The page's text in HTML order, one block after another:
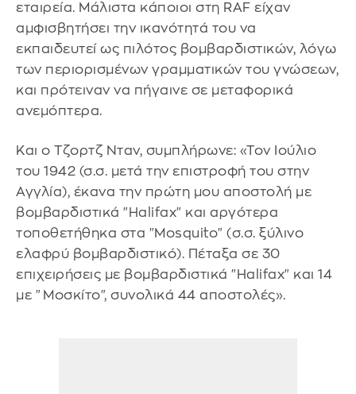
εταιρεία. Μάλιστα κάποιοι στη RAF είχαν
αμφισβητήσει την ικανότητά του να
εκπαιδευτεί ως πιλότος βομβαρδιστικών, λόγω
των περιορισμένων γραμματικών του γνώσεων,
και πρότειναν να πήγαινε σε μεταφορικά
ανεμόπτερα.
Και ο Τζορτζ Νταν, συμπλήρωνε: «Τον Ιούλιο
του 1942 (σ.σ. μετά την επιστροφή του στην
Αγγλία), έκανα την πρώτη μου αποστολή με
βομβαρδιστικά "Halifax" και αργότερα
τοποθετήθηκα στα "Mosquito" (σ.σ. ξύλινο
ελαφρύ βομβαρδιστικό). Πέταξα σε 30
επιχειρήσεις με βομβαρδιστικά "Halifax" και 14
με "Μοσκίτο", συνολικά 44 αποστολές».